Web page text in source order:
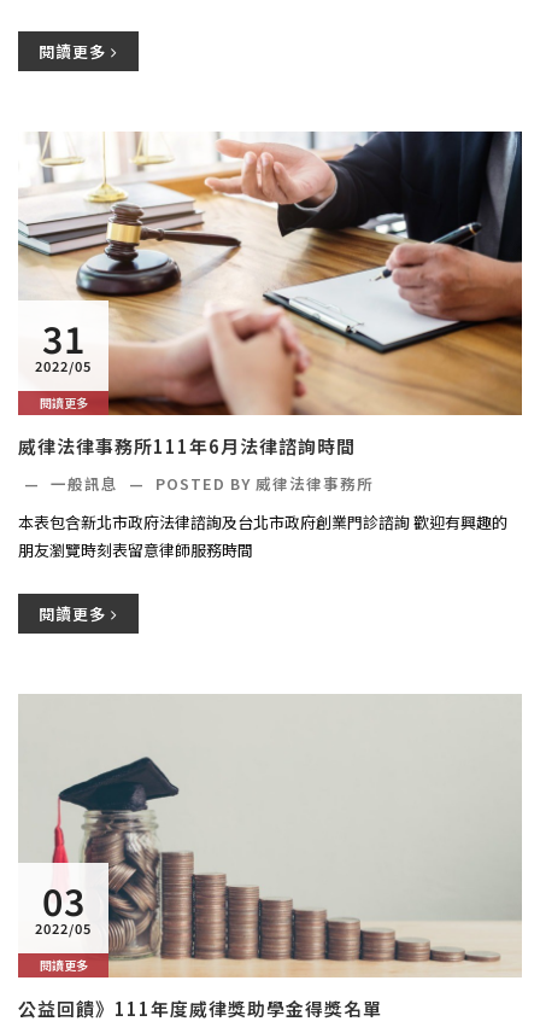
閱讀更多
31
2022/05
閱讀更多
威律法律事務所111年6月法律諮詢時間
— 一般訊息 —
POSTED BY 威律法律事務所
本表包含新北市政府法律諮詢及台北市政府創業門診諮詢 歡迎有興趣的
朋友瀏覽時刻表留意律師服務時間
閱讀更多
03
2022/05
閱讀更多
公益回饋》111年度威律獎助學金得獎名單